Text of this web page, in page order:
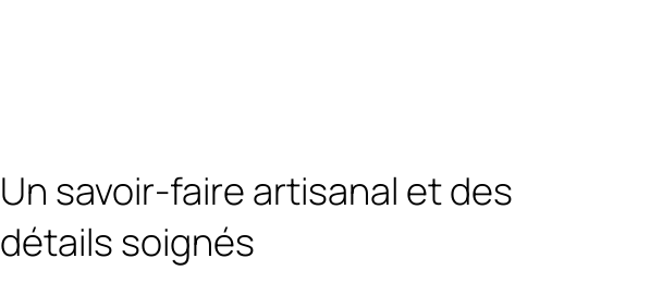
Un savoir-faire artisanal et des
détails soignés